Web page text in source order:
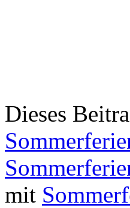
Dieses
mit